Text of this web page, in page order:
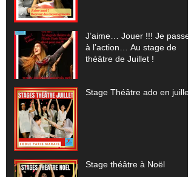
J’aime… Jouer !!! Je passe
à l’action… Au stage de
théâtre de Juillet !
Stage Théâtre ado en juillet
Stage théâtre à Noël